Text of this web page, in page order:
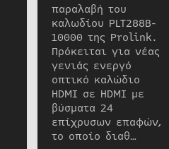
παραλαβή του
καλωδίου PLT288B-
10000 της Prolink.
Πρόκειται για νέας
γενιάς ενεργό
οπτικό καλώδιο
HDMI σε HDMI με
βύσματα 24
επίχρυσων επαφών,
το οποίο διαθ…